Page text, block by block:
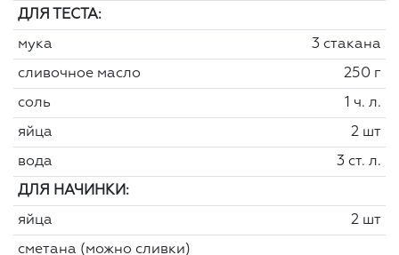
ДЛЯ ТЕСТА:
мука 3 стакана
сливочное масло 250 г
соль 1 ч. л.
яйца 2 шт
вода 3 ст. л.
ДЛЯ НАЧИНКИ:
яйца 2 шт
сметана (можно сливки)